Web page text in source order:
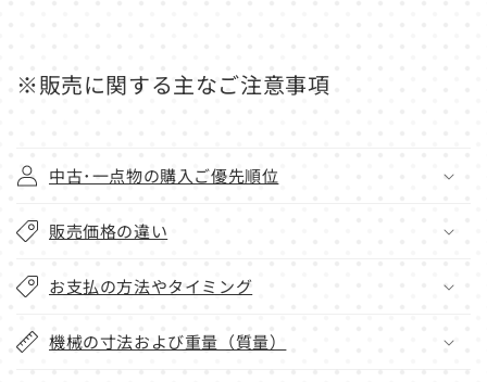
※販売に関する主なご注意事項
中古･一点物の購入ご優先順位
販売価格の違い
お支払の方法やタイミング
機械の寸法および重量（質量）